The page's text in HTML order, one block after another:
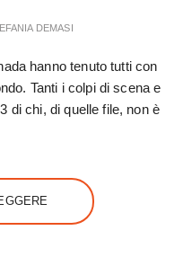
DEMASI
hanno tenuto tutti con
Tanti i colpi di scena e
di chi, di quelle file, non è